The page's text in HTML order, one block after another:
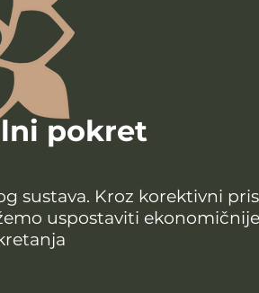
pokret
sustava. Kroz korektivni
uspostaviti